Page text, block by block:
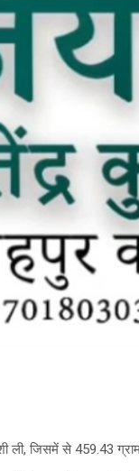
ली, जिसमें से 459.43